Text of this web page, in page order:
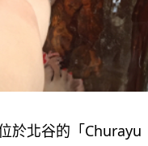
於北谷的「